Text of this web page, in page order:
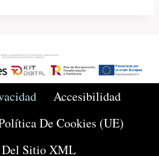
Accesibilidad
De Cookies (UE)
Del Sitio XML